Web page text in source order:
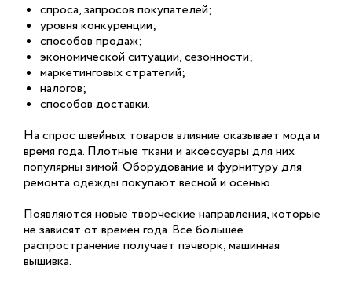
спроса, запросов покупателей;
уровня конкуренции;
способов продаж;
экономической ситуации, сезонности;
маркетинговых стратегий;
налогов;
способов доставки.
На спрос швейных товаров влияние оказывает мода и
время года. Плотные ткани и аксессуары для них
популярны зимой. Оборудование и фурнитуру для
ремонта одежды покупают весной и осенью.
Появляются новые творческие направления, которые
не зависят от времен года. Все большее
распространение получает пэчворк, машинная
вышивка.